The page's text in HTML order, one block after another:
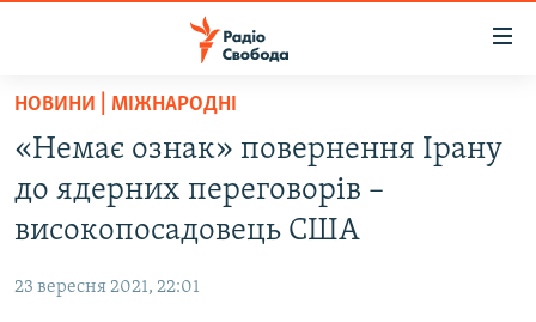
Перейти
основного
матеріалу
до
основної
навігаціїЕКОНОМІКА
РОСІЙСЬКА «ФІЛЬТРАЦІЯ»
НОВИНИ | МІЖНАРОДНІ
«Немає ознак» повернення Ірану
до ядерних переговорів –
високопосадовець США
23 вересня 2021, 22:01